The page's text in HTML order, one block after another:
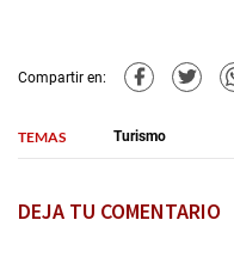
Compartir en:
TEMAS Turismo
DEJA TU COMENTARIO